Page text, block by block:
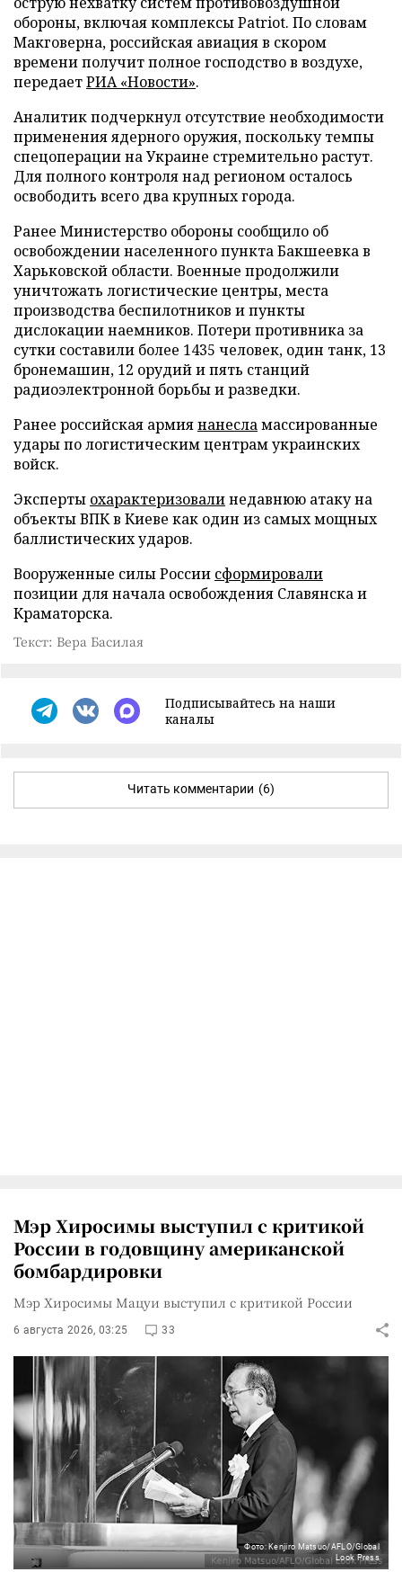
обороны, включая комплексы Patriot. По словам
Макговерна, российская авиация в скором
времени получит полное господство в воздухе,
передаетРИА «Новости».
Аналитик подчеркнул отсутствие необходимости
применения ядерного оружия, поскольку темпы
спецоперации на Украине стремительно растут.
Для полного контроля над регионом осталось
освободить всего два крупных города.
Ранее Министерство обороны сообщило об
освобождении населенного пункта Бакшеевка в
Харьковской области. Военные продолжили
уничтожать логистические центры, места
производства беспилотников и пункты
дислокации наемников. Потери противника за
сутки составили более 1435 человек, один танк, 13
бронемашин, 12 орудий и пять станций
радиоэлектронной борьбы и разведки.
Ранее российская армиянанесламассированные
удары по логистическим центрам украинских
войск.
Эксперты охарактеризовалинедавнюю атаку на
объекты ВПК в Киеве как один из самых мощных
баллистических ударов.
Вооруженные силы России сформировали
позиции для начала освобождения Славянска и
Краматорска.
Текст: Вера Басилая
Подписывайтесь на наши
каналы
Читать комментарии (6)
Мэр Хиросимы выступил с критикой
России в годовщину американской
бомбардировки
Мэр Хиросимы Мацуи выступил с критикой России
6 августа 2026, 03:25 33
Фото: Kenjiro Matsuo/AFLO/Global
Look Press